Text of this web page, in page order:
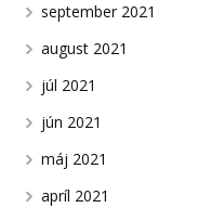
september 2021
august 2021
júl 2021
jún 2021
máj 2021
apríl 2021